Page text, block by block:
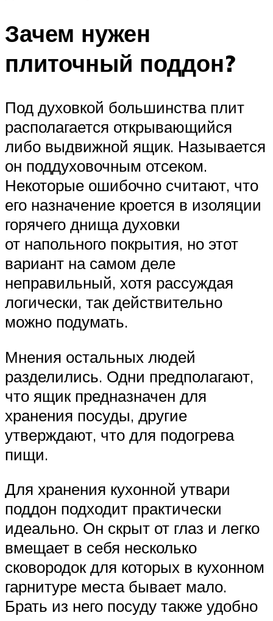
Зачем нужен
плиточный поддон?
Под духовкой большинства плит
располагается открывающийся
либо выдвижной ящик. Называется
он поддуховочным отсеком.
Некоторые ошибочно считают, что
его назначение кроется в изоляции
горячего днища духовки
от напольного покрытия, но этот
вариант на самом деле
неправильный, хотя рассуждая
логически, так действительно
можно подумать.
Мнения остальных людей
разделились. Одни предполагают,
что ящик предназначен для
хранения посуды, другие
утверждают, что для подогрева
пищи.
Для хранения кухонной утвари
поддон подходит практически
идеально. Он скрыт от глаз и легко
вмещает в себя несколько
сковородок для которых в кухонном
гарнитуре места бывает мало.
Брать из него посуду также удобно